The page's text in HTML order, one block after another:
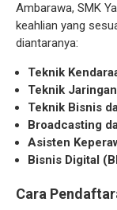
Ambarawa, SMK
keahlian yang
diantaranya:
Teknik
Teknik
Teknik Bisnis
Broadcasting
Asisten
Bisnis Digital
Cara